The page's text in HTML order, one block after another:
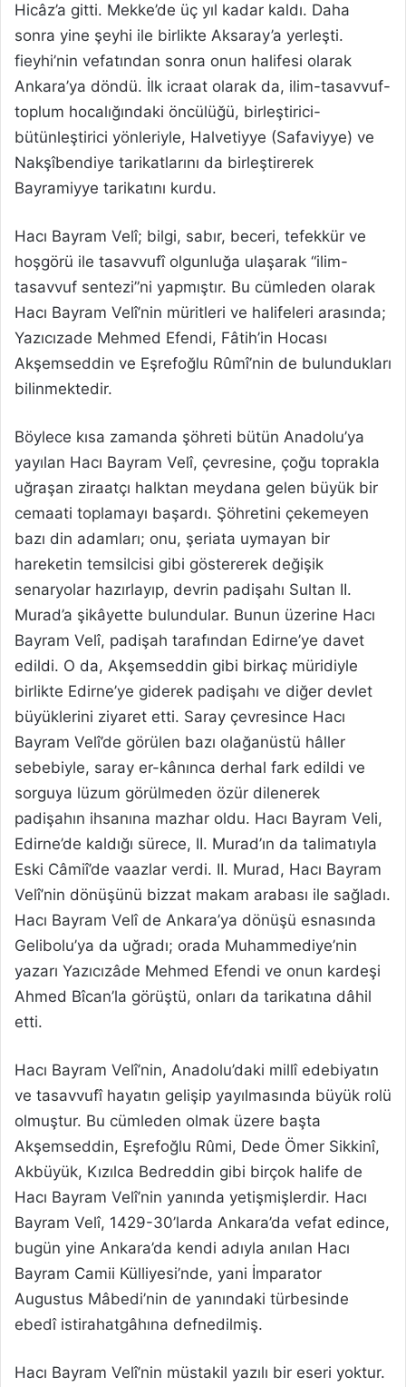
Hicâz’a gitti. Mekke’de üç yıl kadar kaldı. Daha
sonra yine şeyhi ile birlikte Aksaray’a yerleşti.
fieyhi’nin vefatından sonra onun halifesi olarak
Ankara’ya döndü. İlk icraat olarak da, ilim-tasavvuf-
toplum hocalığındaki öncülüğü, birleştirici-
bütünleştirici yönleriyle, Halvetiyye (Safaviyye) ve
Nakşîbendiye tarikatlarını da birleştirerek
Bayramiyye tarikatını kurdu.
Hacı Bayram Velî; bilgi, sabır, beceri, tefekkür ve
hoşgörü ile tasavvufî olgunluğa ulaşarak “ilim-
tasavvuf sentezi”ni yapmıştır. Bu cümleden olarak
Hacı Bayram Velî’nin müritleri ve halifeleri arasında;
Yazıcızade Mehmed Efendi, Fâtih’in Hocası
Akşemseddin ve Eşrefoğlu Rûmî’nin de bulundukları
bilinmektedir.
Böylece kısa zamanda şöhreti bütün Anadolu’ya
yayılan Hacı Bayram Velî, çevresine, çoğu toprakla
uğraşan ziraatçı halktan meydana gelen büyük bir
cemaati toplamayı başardı. Şöhretini çekemeyen
bazı din adamları; onu, şeriata uymayan bir
hareketin temsilcisi gibi göstererek değişik
senaryolar hazırlayıp, devrin padişahı Sultan II.
Murad’a şikâyette bulundular. Bunun üzerine Hacı
Bayram Velî, padişah tarafından Edirne’ye davet
edildi. O da, Akşemseddin gibi birkaç müridiyle
birlikte Edirne’ye giderek padişahı ve diğer devlet
büyüklerini ziyaret etti. Saray çevresince Hacı
Bayram Velî’de görülen bazı olağanüstü hâller
sebebiyle, saray er-kânınca derhal fark edildi ve
sorguya lüzum görülmeden özür dilenerek
padişahın ihsanına mazhar oldu. Hacı Bayram Veli,
Edirne’de kaldığı sürece, II. Murad’ın da talimatıyla
Eski Câmiî’de vaazlar verdi. II. Murad, Hacı Bayram
Velî’nin dönüşünü bizzat makam arabası ile sağladı.
Hacı Bayram Velî de Ankara’ya dönüşü esnasında
Gelibolu’ya da uğradı; orada Muhammediye’nin
yazarı Yazıcızâde Mehmed Efendi ve onun kardeşi
Ahmed Bîcan’la görüştü, onları da tarikatına dâhil
etti.
Hacı Bayram Velî’nin, Anadolu’daki millî edebiyatın
ve tasavvufî hayatın gelişip yayılmasında büyük rolü
olmuştur. Bu cümleden olmak üzere başta
Akşemseddin, Eşrefoğlu Rûmi, Dede Ömer Sikkinî,
Akbüyük, Kızılca Bedreddin gibi birçok halife de
Hacı Bayram Velî’nin yanında yetişmişlerdir. Hacı
Bayram Velî, 1429-30’larda Ankara’da vefat edince,
bugün yine Ankara’da kendi adıyla anılan Hacı
Bayram Camii Külliyesi’nde, yani İmparator
Augustus Mâbedi’nin de yanındaki türbesinde
ebedî istirahatgâhına defnedilmiş.
Hacı Bayram Velî’nin müstakil yazılı bir eseri yoktur.